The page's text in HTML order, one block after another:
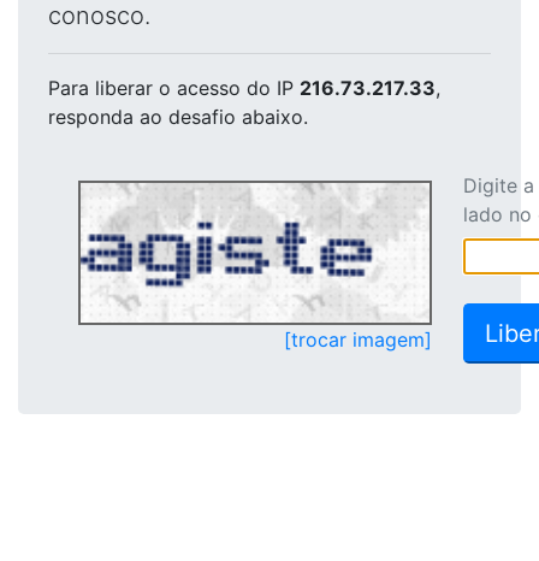
conosco.
Para liberar o acesso do IP 216.73.217.33,
responda ao desafio abaixo.
[trocar imagem]
Digite
lado no